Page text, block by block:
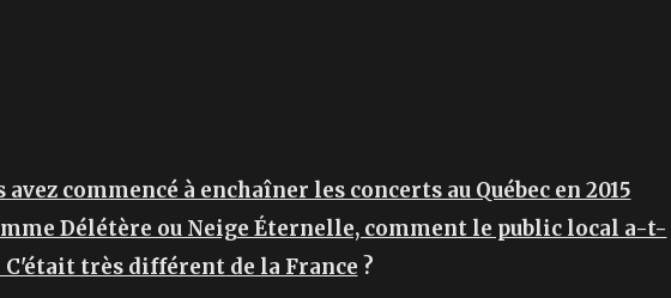
avez commencé à enchaîner les concerts au Québec en 2015
Délétère ou Neige Éternelle, comment le public local a-t-
très différent de la France ?